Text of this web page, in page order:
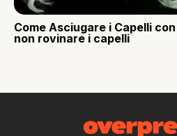
Come Asciugare i Capelli
non rovinare i capelli